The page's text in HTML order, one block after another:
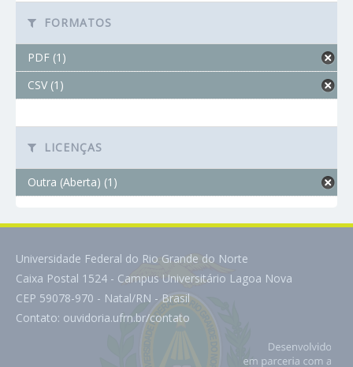
FORMATOS
PDF (1)
CSV (1)
LICENÇAS
Outra (Aberta) (1)
Universidade Federal do Rio Grande do Norte
Caixa Postal 1524 - Campus Universitário Lagoa Nova
CEP 59078-970 - Natal/RN - Brasil
Contato: ouvidoria.ufrn.br/contato